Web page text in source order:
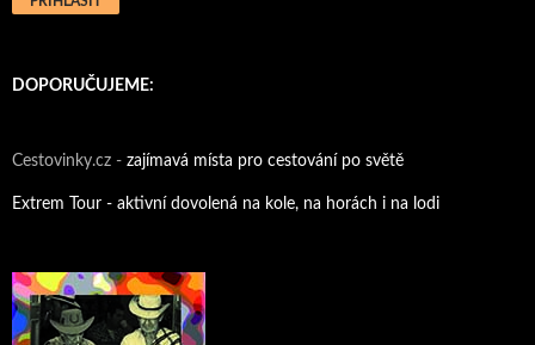
DOPORUČUJEME:
Cestovinky.cz - zajímavá místa pro cestování po světě
Extrem Tour - aktivní dovolená na kole, na horách i na lodi